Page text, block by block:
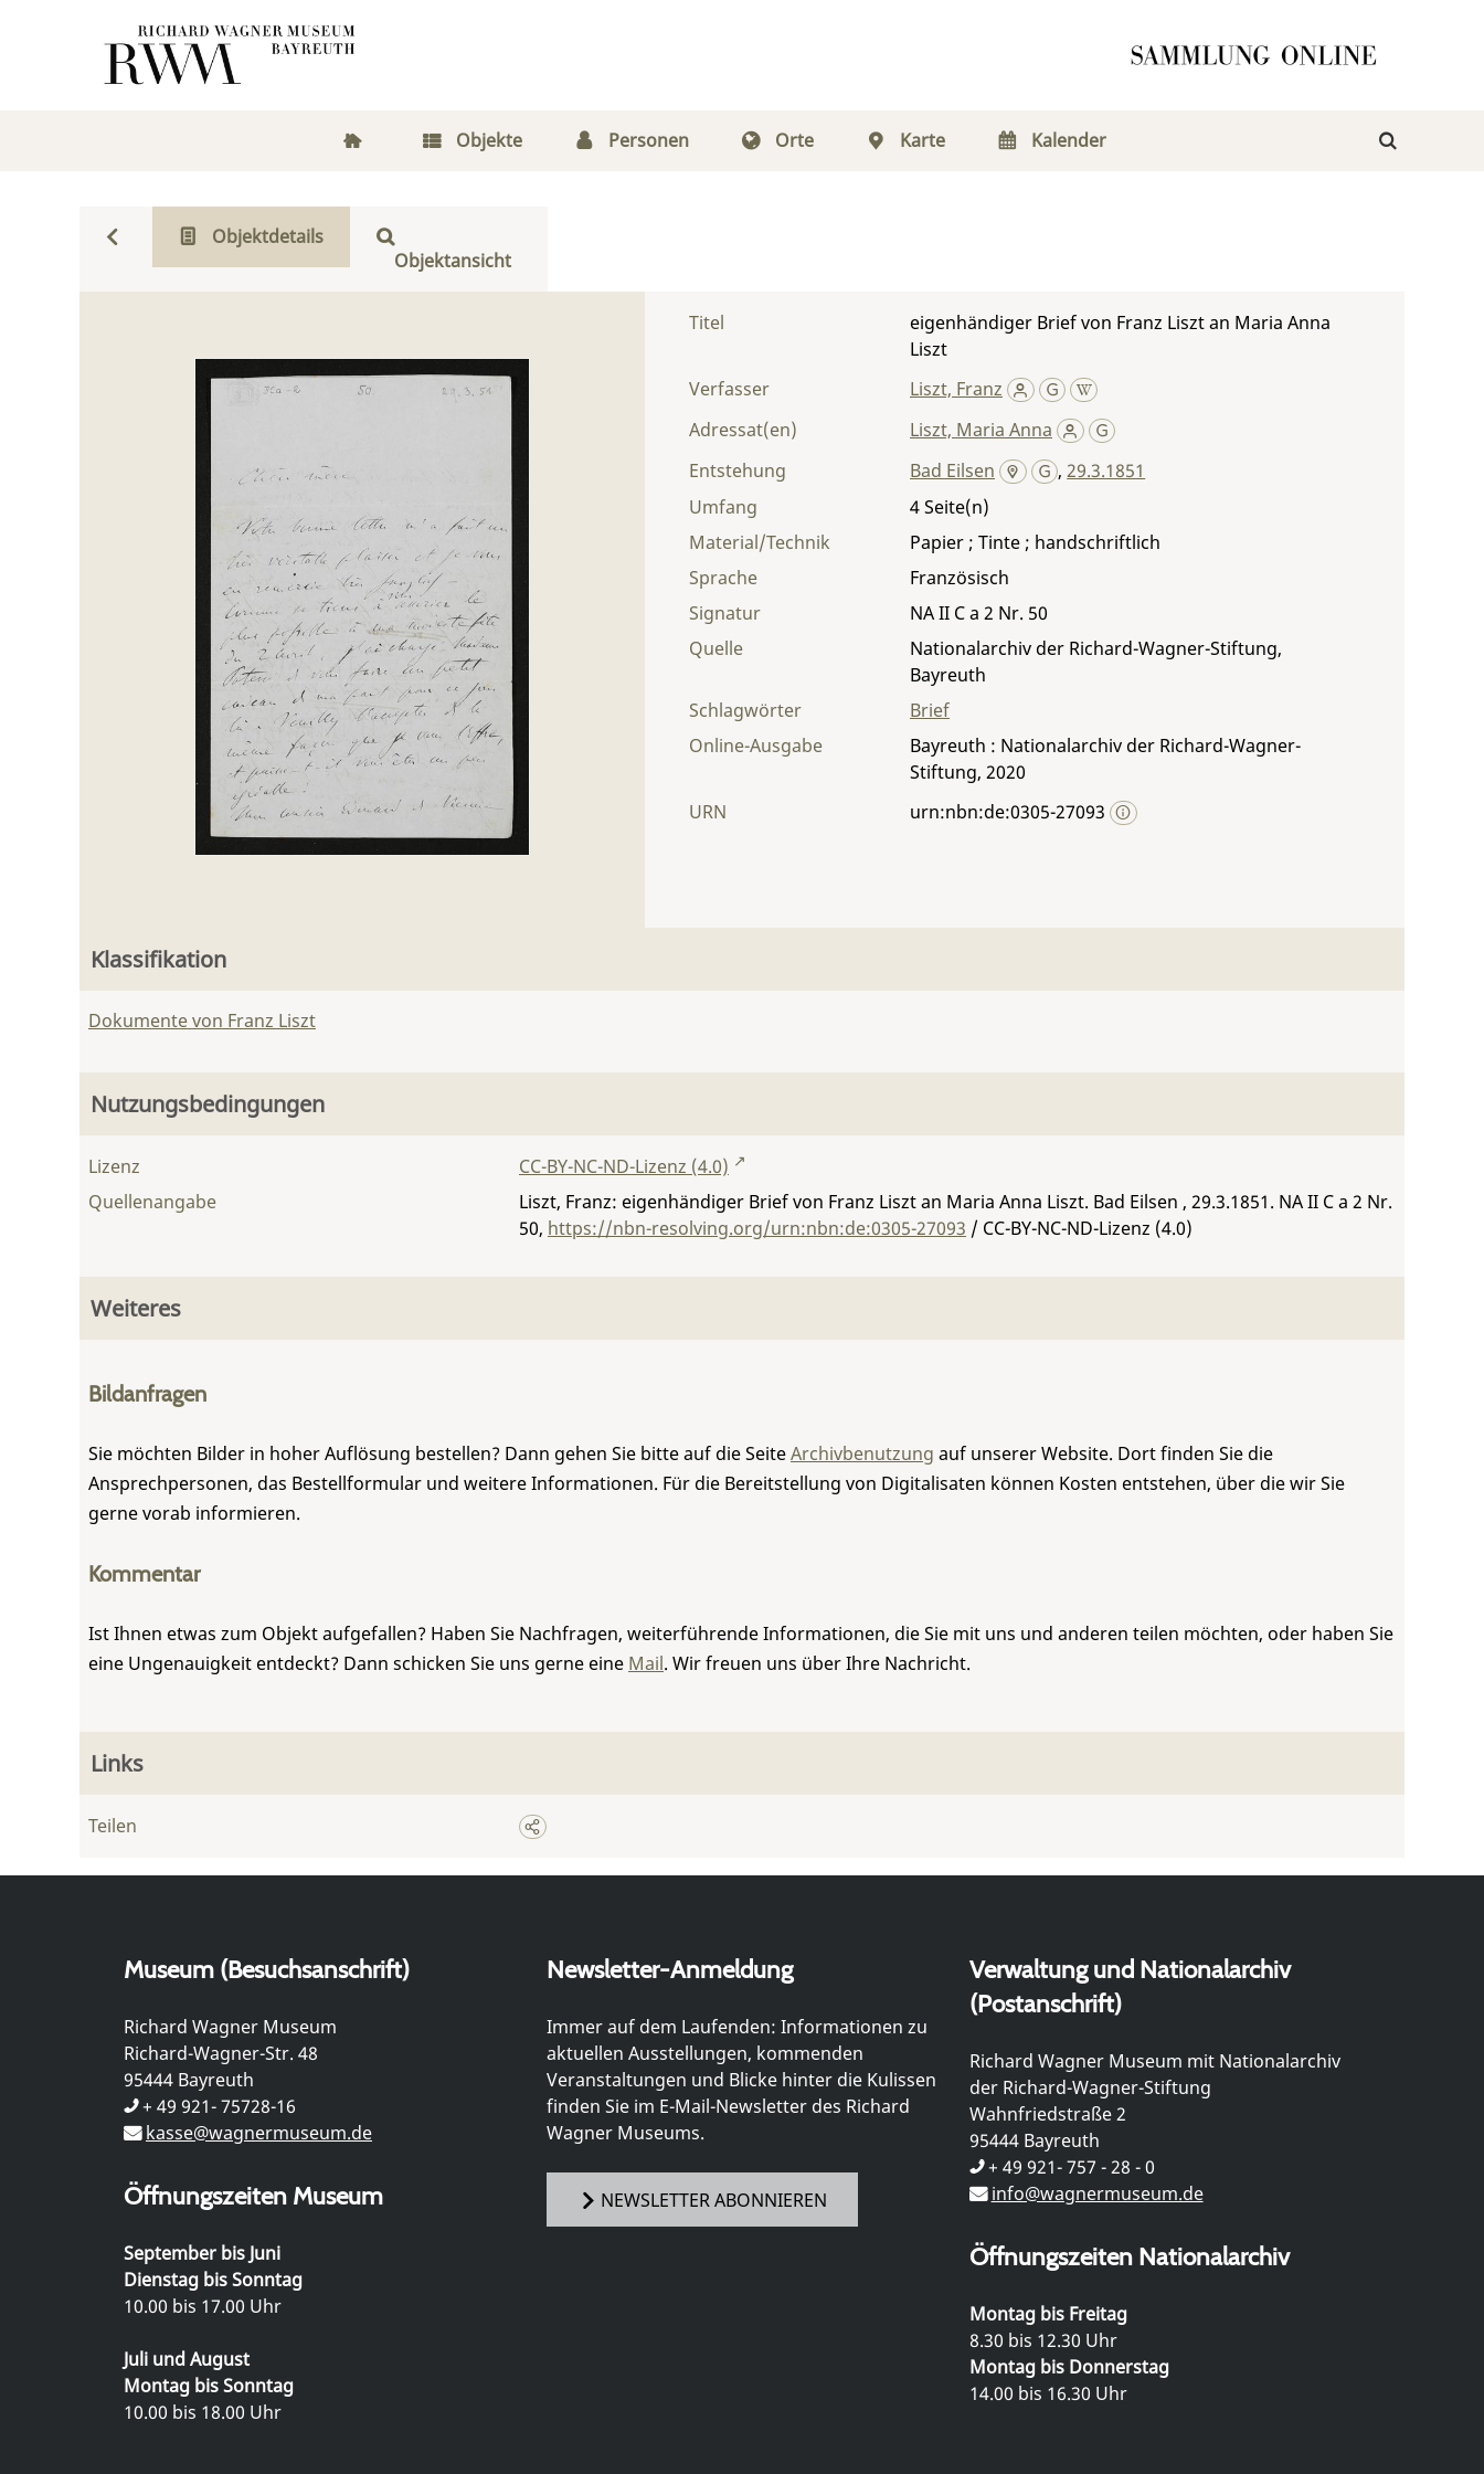
Objekte Personen Orte Karte Kalender
Objektdetails
Objektansicht
Titel
eigenhändiger Brief von Franz Liszt an Maria Anna
Liszt
Verfasser
Liszt, Franz
Adressat(en)
Liszt, Maria Anna
Entstehung
Bad Eilsen ,29.3.1851
Umfang
4
Material/Technik
Papier ; Tinte ; handschriftlich
Sprache
Französisch
Signatur
NA II C a 2 Nr. 50
Quelle
Nationalarchiv der Richard-Wagner-Stiftung,
Bayreuth
Schlagwörter
Brief
Online-Ausgabe
Bayreuth : Nationalarchiv der Richard-Wagner-
Stiftung, 2020
URN
urn:nbn:de:0305-27093
Klassifikation
Dokumente von Franz Liszt
Nutzungsbedingungen
Lizenz
CC-BY-NC-ND-Lizenz (4.0)
Quellenangabe
Liszt, Franz: eigenhändiger Brief von Franz Liszt an Maria Anna Liszt. Bad Eilsen , 29.3.1851. NA II C a 2 Nr.
50, https://nbn-resolving.org/urn:nbn:de:0305-27093 / CC-BY-NC-ND-Lizenz (4.0)
Weiteres
Bildanfragen
Sie möchten Bilder in hoher Auflösung bestellen? Dann gehen Sie bitte auf die SeiteArchivbenutzung auf unserer Website. Dort finden Sie die
Ansprechpersonen, das Bestellformular und weitere Informationen. Für die Bereitstellung von Digitalisaten können Kosten entstehen, über die wir Sie
gerne vorab informieren.
Kommentar
Ist Ihnen etwas zum Objekt aufgefallen? Haben Sie Nachfragen, weiterführende Informationen, die Sie mit uns und anderen teilen möchten, oder haben Sie
eine Ungenauigkeit entdeckt? Dann schicken Sie uns gerne eine Mail. Wir freuen uns über Ihre Nachricht.
Links
Teilen
Museum (Besuchsanschrift)
Richard Wagner Museum
Richard-Wagner-Str. 48
95444 Bayreuth
+ 49 921- 75728-16
kasse@wagnermuseum.de
Öffnungszeiten Museum
September bis Juni
Dienstag bis Sonntag
10.00 bis 17.00 Uhr
Juli und August
Montag bis Sonntag
10.00 bis 18.00 Uhr
Newsletter-Anmeldung
Immer auf dem Laufenden: Informationen zu
aktuellen Ausstellungen, kommenden
Veranstaltungen und Blicke hinter die Kulissen
finden Sie im E-Mail-Newsletter des Richard
Wagner Museums.
NEWSLETTER ABONNIEREN
Verwaltung und Nationalarchiv
(Postanschrift)
Richard Wagner Museum mit Nationalarchiv
der Richard-Wagner-Stiftung
Wahnfriedstraße 2
95444 Bayreuth
+ 49 921- 757 - 28 - 0
info@wagnermuseum.de
Öffnungszeiten Nationalarchiv
Montag bis Freitag
8.30 bis 12.30 Uhr
Montag bis Donnerstag
14.00 bis 16.30 Uhr